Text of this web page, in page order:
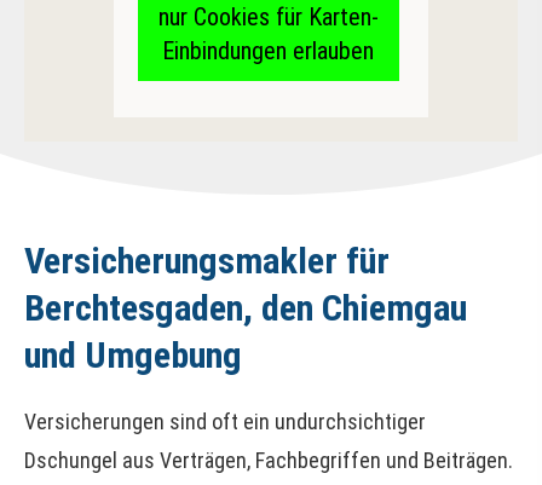
nur Cookies für Karten-
Einbindungen erlauben
Ver­sicherungs­makler für
Berchtesgaden, den Chiemgau
und Umgebung
Versicherungen sind oft ein undurchsichtiger
Dschungel aus Verträgen, Fachbegriffen und Beiträgen.